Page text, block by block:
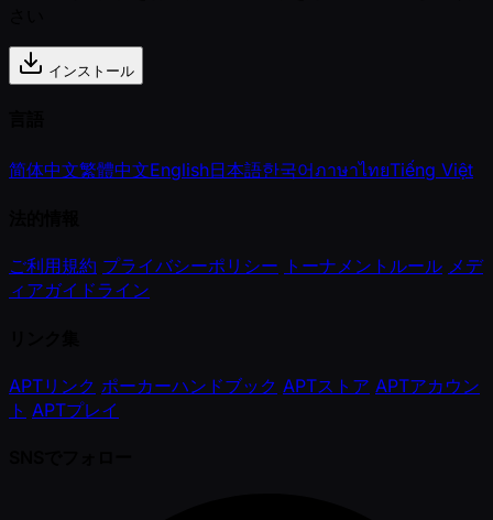
インストール
简体中文繁體中文English日本語한국어ภาษาไทยTiếng Việt
ご利用規約 プライバシーポリシー トーナメントルール メデ
ィアガイドライン
APTリンク ポーカーハンドブック APTストア APTアカウン
ト APTプレイ